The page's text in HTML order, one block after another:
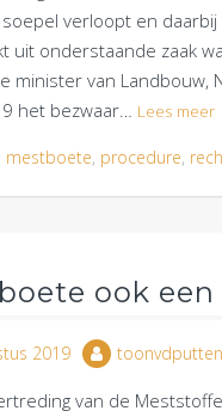
verloopt en
uit onderstaande zaak
minister van
het bezwaar… Lees meer
mestboete, procedure,
ook
2019 toonvdputten
van de